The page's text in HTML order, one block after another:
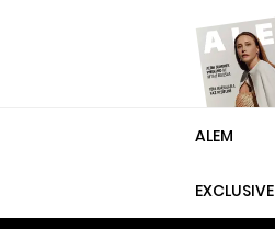
ALEM
EXCLUSIVE